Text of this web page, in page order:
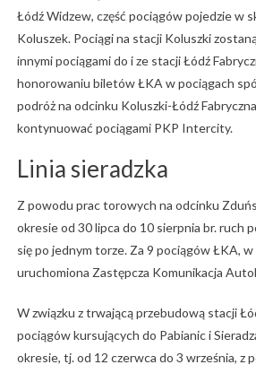
Łódź Widzew, część pociągów pojedzie w
Koluszek. Pociągi na stacji Koluszki
innymi pociągami do i ze stacji Łódź
honorowaniu biletów ŁKA w pociągach
podróż na odcinku Koluszki-Łódź
kontynuować pociągami PKP Intercity.
Linia sieradzka
Z powodu prac torowych na odcinku
okresie od 30 lipca do 10 sierpnia br. ruch
się po jednym torze. Za 9 pociągów ŁKA,
uruchomiona Zastępcza Komunikacja
W związku z trwającą przebudową stacji
pociągów kursujących do Pabianic i
okresie, tj. od 12 czerwca do 3 września, z